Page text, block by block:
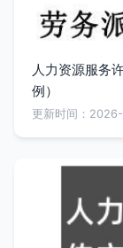
人力资源服务
例）
更新时间：